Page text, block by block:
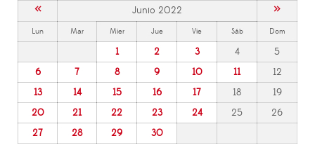
« Junio 2022 »
Lun Mar Mier Jue Vie Sáb Dom
1 2 3 4
5
6
7 8 9 10 11
12
13
14 15 16 17 18
19
20
21 22 23 24 25
26
27
28 29 30